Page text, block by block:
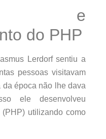
e
do PHP
Lerdorf sentiu a
pessoas visitavam
época não lhe dava
ele desenvolveu
utilizando como